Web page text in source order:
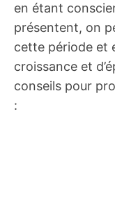
en étant
présentent, on
cette période et
croissance et
conseils pour
: